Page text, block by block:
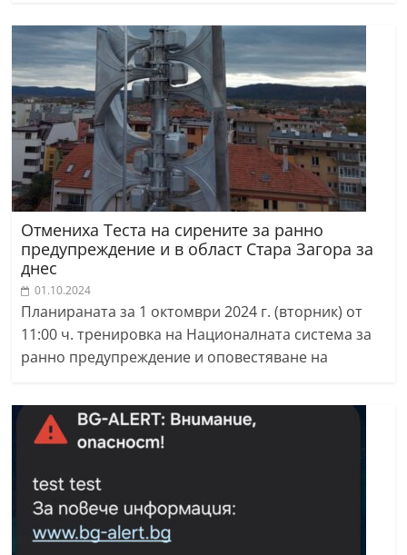
Отмениха Теста на сирените за ранно
предупреждение и в област Стара Загора за
днес
01.10.2024
Планираната за 1 октомври 2024 г. (вторник) от
11:00 ч. тренировка на Националната система за
ранно предупреждение и оповестяване на